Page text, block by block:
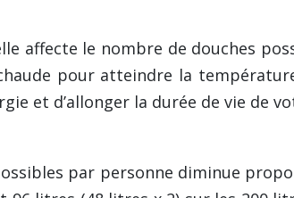
affecte le nombre de douches
pour atteindre la
et d’allonger la durée de vie de
par personne diminue